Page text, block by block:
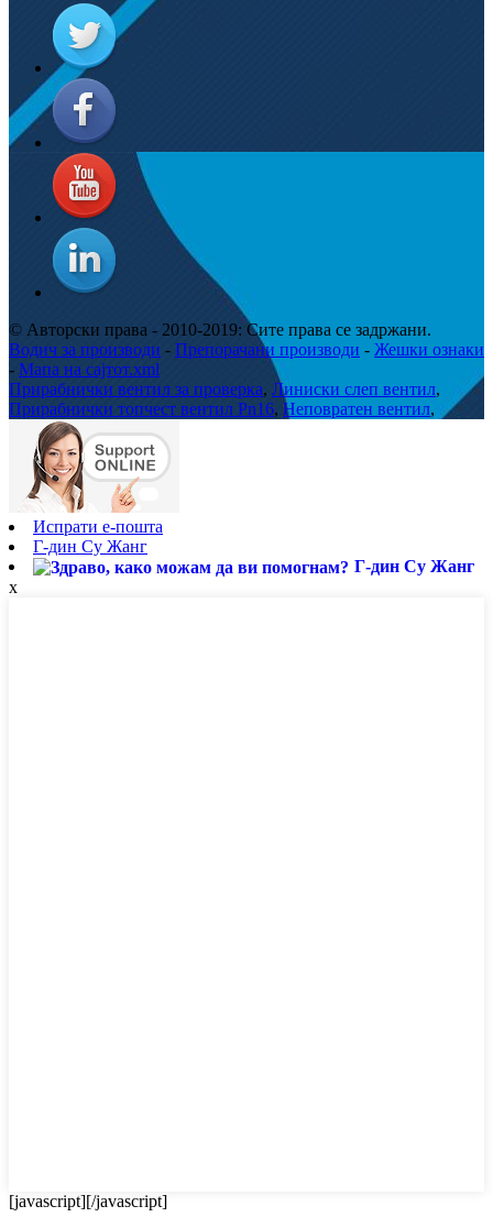
© Авторски права - 2010-2019: Сите права се задржани.
Водич за производи - Препорачани производи - Жешки ознаки
- Мапа на сајтот.xml
Прирабнички вентил за проверка, Линиски слеп вентил,
Прирабнички топчест вентил Pn16, Неповратен вентил,
Испрати е-пошта
Г-дин Су Жанг
Г-дин Су Жанг
x
[javascript][/javascript]